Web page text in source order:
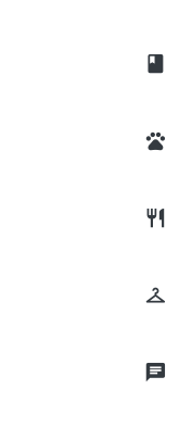
class
pets
restaurant
checkroom
chat